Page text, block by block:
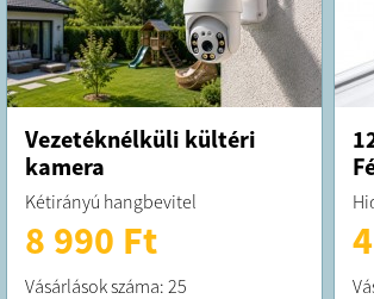
Vezetéknélküli kültéri
kamera
Kétirányú hangbevitel
8 990 Ft
Vásárlások száma: 25